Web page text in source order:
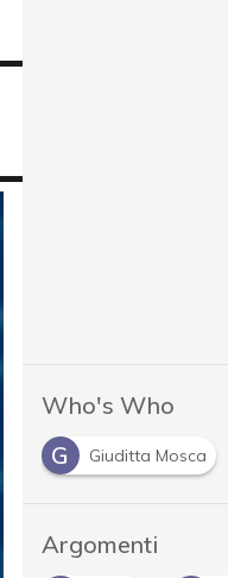
Who's Who
G
Giuditta Mosca
Argomenti